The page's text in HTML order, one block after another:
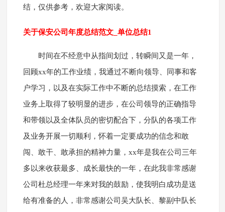
结，仅供参考，欢迎大家阅读。
关于保安公司年度总结范文_单位总结1
时间在不经意中从指间划过，转瞬间又是一年，
回顾xx年的工作业绩，我通过不断向领导、同事和客
户学习，以及在实际工作中不断的总结摸索，在工作
业务上取得了较明显的进步，在公司领导的正确指导
和带领以及全体队员的密切配合下，分队的各项工作
及业务开展一切顺利，怀着一定要成功的信念和敢
闯、敢干、敢承担的精神力量，xx年是我在公司三年
多以来收获最多、成长最快的一年，在此我非常感谢
公司杜总经理一年来对我的鼓励，使我明白成功是送
给有准备的人，非常感谢公司吴大队长、黎副中队长